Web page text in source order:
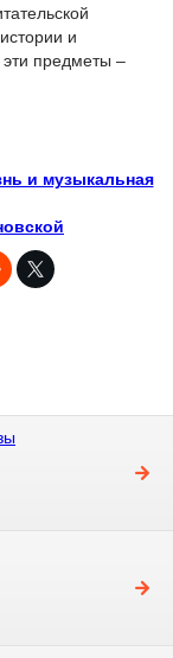
и
эти предметы –
и музыкальная